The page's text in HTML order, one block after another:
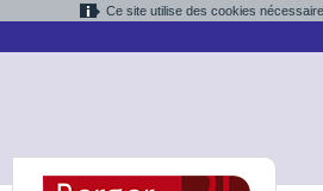
Ce site utilise des cookies